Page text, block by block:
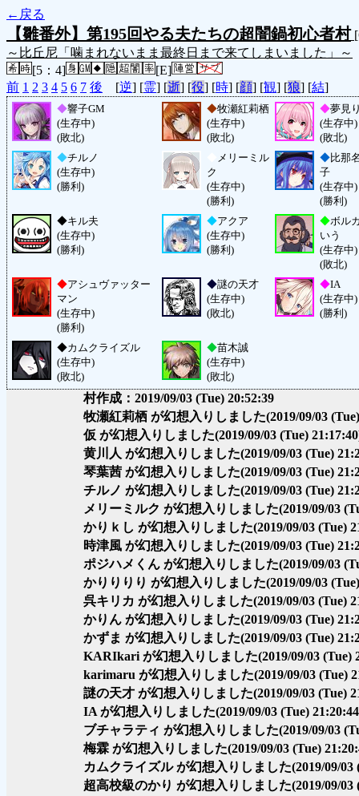
←戻る
【雛番外】第195回やる夫たちの超闇鍋初心者村
～比丘尼「噛まれないまま最終日まで来てしまいました」～
[5：4]
[E]
前 1 2 3 4 5 6 7 後 [逆] [霊] [逝] [役] [時] [顔] [観] [狼] [結]
◆響子GM
(生存中)
(敗北)
◆牧瀬紅莉栖
(生存中)
(敗北)
◆夢見
(生存中)
(敗北)
◆チルノ
(生存中)
(勝利)
メリーミル
ク
(生存中)
(勝利)
◆比那
子
(生存中)
(勝利)
◆キル夫
(生存中)
(勝利)
◆アクア
(生存中)
(勝利)
◆ボル
いう
(生存中)
(敗北)
◆アシュヴァッター
マン
(生存中)
(勝利)
◆謎の天才
(生存中)
(敗北)
◆IA
(生存中)
(勝利)
◆カムクライズル
(生存中)
(敗北)
◆苗木誠
(生存中)
(敗北)
村作成：2019/09/03 (Tue) 20:52:39
牧瀬紅莉栖 が幻想入りしました(2019/09/03
仮 が幻想入りしました(2019/09/03 (Tue)
黄川人 が幻想入りしました(2019/09/03 (Tue)
琴葉茜 が幻想入りしました(2019/09/03 (Tue)
チルノ が幻想入りしました(2019/09/03 (Tue)
メリーミルク が幻想入りしました(2019/09/03
かりｋし が幻想入りしました(2019/09/03 (Tue)
時津風 が幻想入りしました(2019/09/03 (Tue)
ポジハメくん が幻想入りしました(2019/09/03
かりりりり が幻想入りしました(2019/09/03
呉キリカ が幻想入りしました(2019/09/03 (Tue)
かりん が幻想入りしました(2019/09/03 (Tue)
かずま が幻想入りしました(2019/09/03 (Tue)
KARIkari が幻想入りしました(2019/09/03 (Tue)
karimaru が幻想入りしました(2019/09/03 (Tue)
謎の天才 が幻想入りしました(2019/09/03 (Tue)
IA が幻想入りしました(2019/09/03 (Tue)
ブチャラティ が幻想入りしました(2019/09/03
梅霖 が幻想入りしました(2019/09/03 (Tue)
カムクライズル が幻想入りしました(2019/09/03
超高校級のかり が幻想入りしました(2019/09/03